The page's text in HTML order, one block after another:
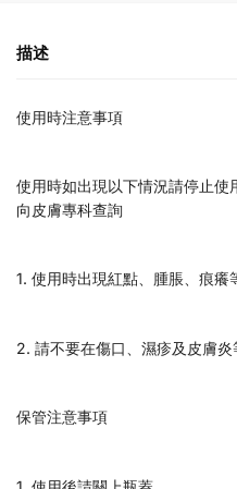
描述
使用時注意事項
使用時如出現以下情況請停止
向皮膚專科查詢
1. 使用時出現紅點、腫脹、痕癢
2. 請不要在傷口、濕疹及皮膚炎
保管注意事項